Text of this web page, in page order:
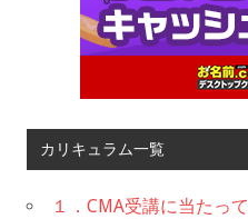
カリキュラム一覧
１．CMA受講に当たって